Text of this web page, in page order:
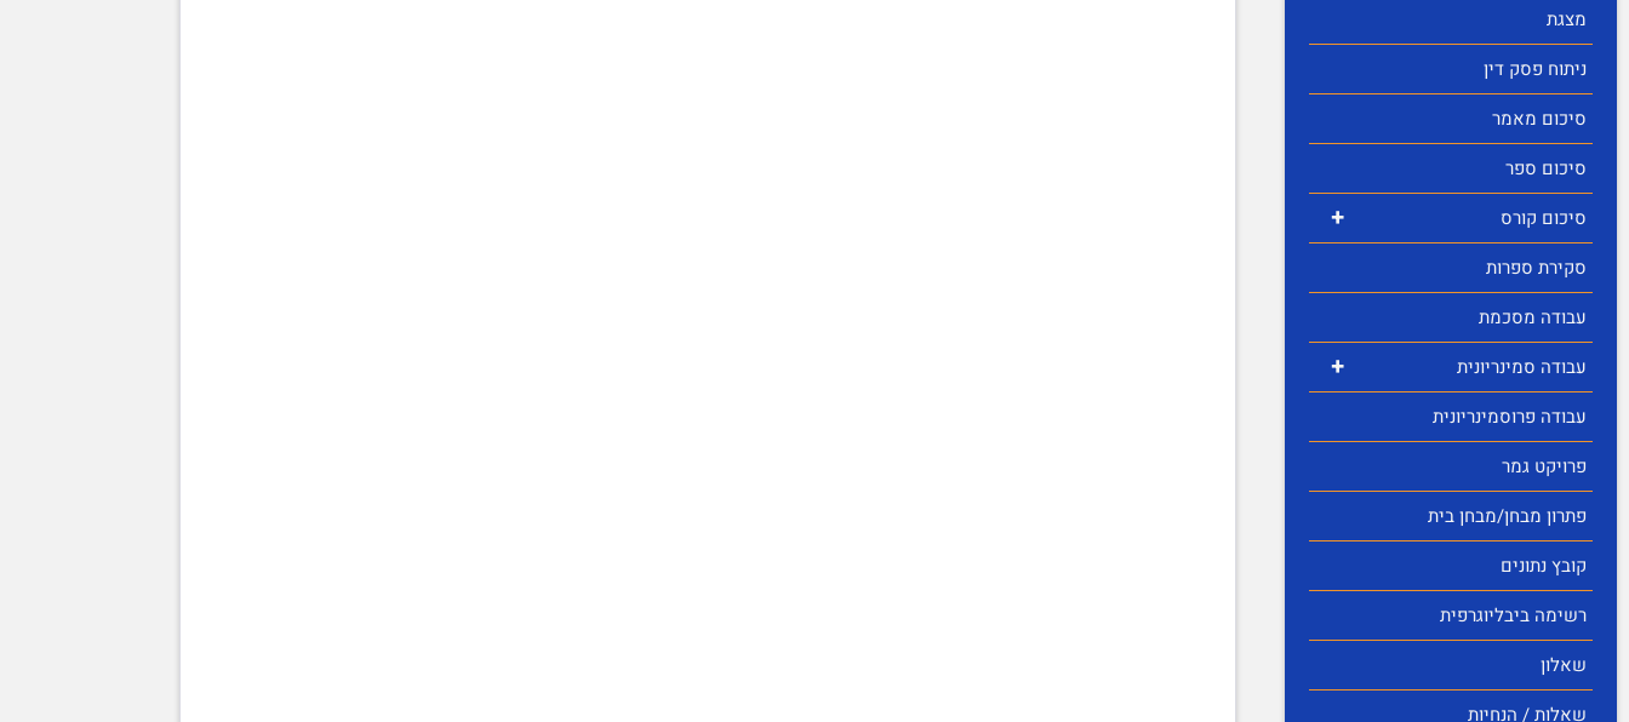
מצגת
ניתוח פסק דין
סיכום מאמר
סיכום ספר
+
סיכום קורס
סקירת ספרות
עבודה מסכמת
+
עבודה סמינריונית
עבודה פרוסמינריונית
פרויקט גמר
פתרון מבחן/מבחן בית
קובץ נתונים
רשימה ביבליוגרפית
שאלון
שאלות / הנחיות